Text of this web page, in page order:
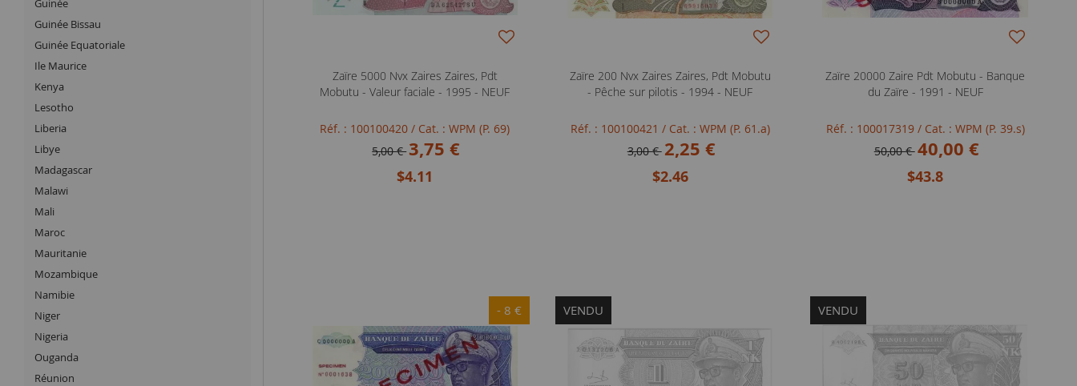
Guinée
Guinée Bissau
Guinée Equatoriale
Ile Maurice
Kenya
Lesotho
Liberia
Libye
Madagascar
Malawi
Mali
Maroc
Mauritanie
Mozambique
Namibie
Niger
Nigeria
Ouganda
Réunion
Zaïre 5000 Nvx Zaires Zaires, Pdt
Mobutu - Valeur faciale - 1995 - NEUF
Réf. : 100100420/ Cat. : WPM (P. 69)
5,00 €3,75 €
$4.11
Zaïre 200 Nvx Zaires Zaires, Pdt Mobutu
- Pêche sur pilotis - 1994 - NEUF
Réf. : 100100421 / Cat. : WPM (P. 61.a)
3,00 € 2,25 €
$2.46
Zaïre 20000 Zaire Pdt Mobutu - Banque
du Zaïre - 1991 - NEUF
Réf. : 100017319 / Cat. : WPM (P. 39.s)
50,00 €40,00 €
$43.8
- 8 € VENDU VENDU